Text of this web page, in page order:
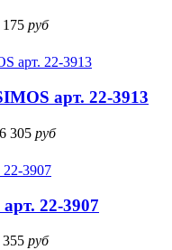
175 руб
арт. 22-3913
305 руб
22-3907
355 руб